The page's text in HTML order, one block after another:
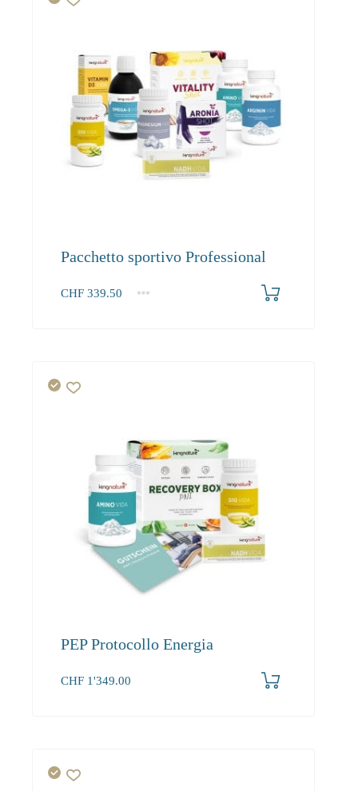
Pacchetto sportivo Professional
CHF 339.50
1+
PEP Protocollo Energia
CHF 1'349.00